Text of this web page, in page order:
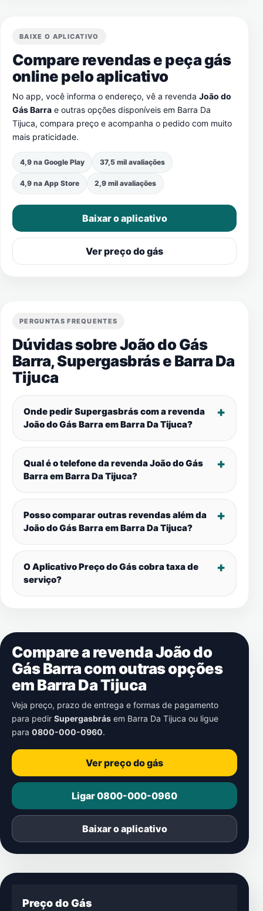
BAIXE O APLICATIVO
Compare revendas e peça gás
online pelo aplicativo
No app, você informa o endereço, vê a revenda João do
Gás Barra e outras opções disponíveis em Barra Da
Tijuca, compara preço e acompanha o pedido com muito
mais praticidade.
4,9 na Google Play 37,5 mil avaliações
4,9 na App Store 2,9 mil avaliações
Baixar o aplicativo
Ver preço do gás
PERGUNTAS FREQUENTES
Dúvidas sobre João do Gás
Barra, Supergasbrás eBarra Da
Tijuca
Onde pedir Supergasbrás com a revenda
João do Gás Barra emBarra Da Tijuca?
Qual é o telefone da revenda João do Gás
Barra emBarra Da Tijuca?
Posso comparar outras revendas além da
João do Gás Barra emBarra Da Tijuca?
O Aplicativo Preço do Gás cobra taxa de
serviço?
Compare a revenda João do
Gás Barra com outras opções
emBarra Da Tijuca
Veja preço, prazo de entrega e formas de pagamento
para pedir Supergasbrás em Barra Da Tijuca ou ligue
para 0800-000-0960.
Ver preço do gás
Ligar 0800-000-0960
Baixar o aplicativo
Preço do Gás